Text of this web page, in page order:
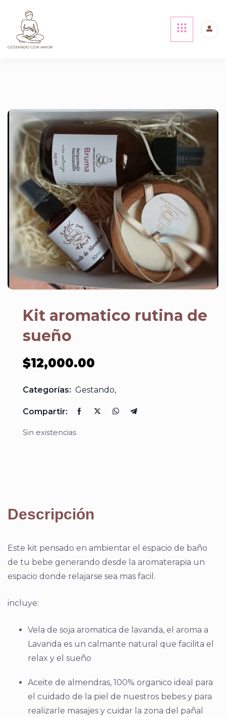
Kit aromatico rutina de
sueño
$12,000.00
Categorías: Gestando,
Compartir:
Sin existencias
Descripción
Este kit pensado en ambientar el espacio de baño
de tu bebe generando desde la aromaterapia un
espacio donde relajarse sea mas facil.
incluye:
Vela de soja aromatica de lavanda, el aroma a
Lavanda es un calmante natural que facilita el
relax y el sueño
Aceite de almendras, 100% organico ideal para
el cuidado de la piel de nuestros bebes y para
realizarle masajes y cuidar la zona del pañal